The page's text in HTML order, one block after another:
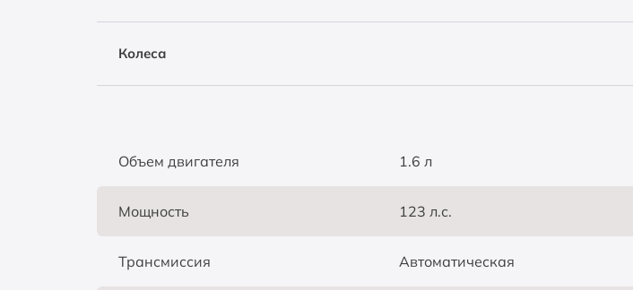
Колеса
Объем двигателя 1.6 л
Мощность 123 л.с.
Трансмиссия Автоматическая